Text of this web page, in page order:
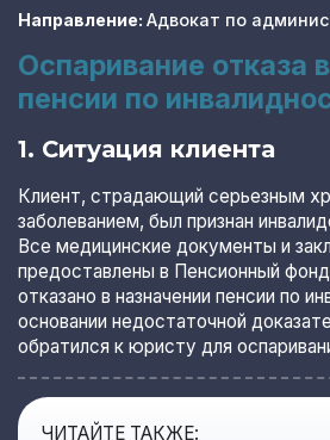
Направление: Адвокат по
Оспаривание отказа
пенсии по
1. Ситуация клиента
Клиент, страдающий серьезным
заболеванием, был признан
Все медицинские документы и
предоставлены в Пенсионный
отказано в назначении пенсии по
основании недостаточной
обратился к юристу для
ЧИТАЙТЕ ТАКЖЕ: